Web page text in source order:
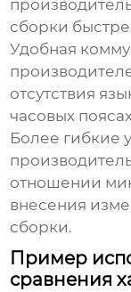
сборки
Удобная
отсутствия
часовых
Более гибкие
отношении
внесения
сборки.
Пример
сравнения